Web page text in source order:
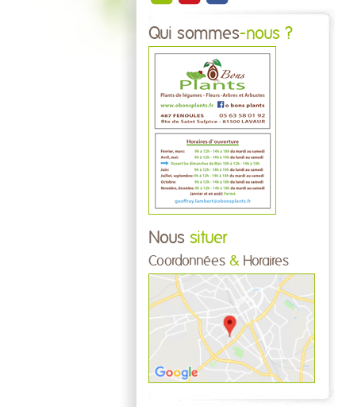
Qui sommes-nous ?
Nous situer
Coordonnées & Horaires